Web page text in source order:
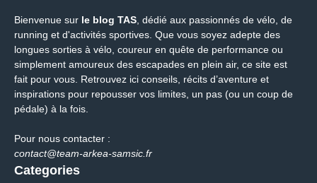
Bienvenue sur le blog TAS, dédié aux passionnés de vélo, de
running et d'activités sportives. Que vous soyez adepte des
longues sorties à vélo, coureur en quête de performance ou
simplement amoureux des escapades en plein air, ce site est
fait pour vous. Retrouvez ici conseils, récits d’aventure et
inspirations pour repousser vos limites, un pas (ou un coup de
pédale) à la fois.
Pour nous contacter :
contact@team-arkea-samsic.fr
Categories